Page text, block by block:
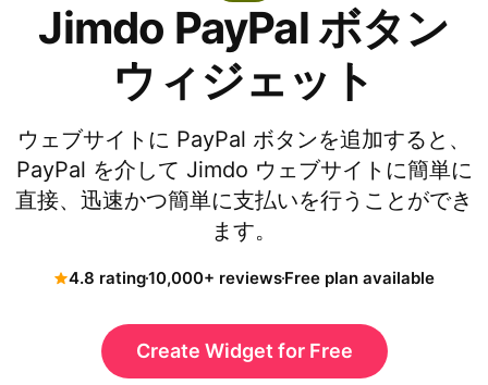
Jimdo PayPal ボタン
ウィジェット
ウェブサイトに PayPal ボタンを追加すると、
PayPal を介して Jimdo ウェブサイトに簡単に
直接、迅速かつ簡単に支払いを行うことができ
ます。
4.8 rating10,000+ reviewsFree plan available
Create Widget for Free